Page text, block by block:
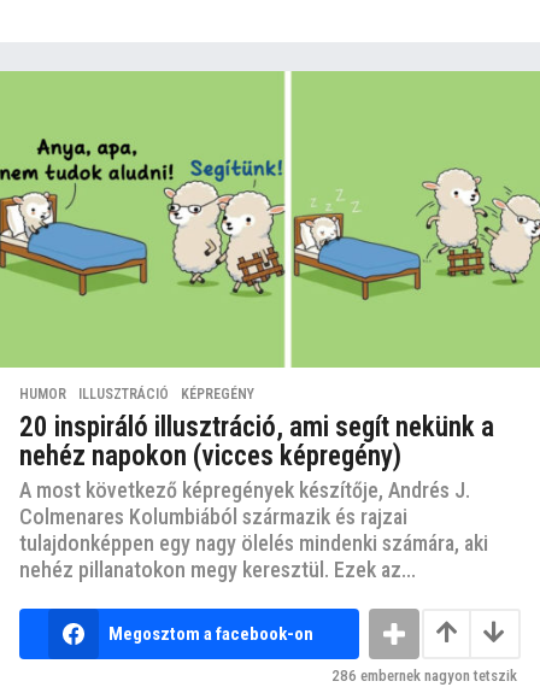
HUMOR ,ILLUSZTRÁCIÓ ,KÉPREGÉNY
20 inspiráló illusztráció, ami segít nekünk a
nehéz napokon (vicces képregény)
A most következő képregények készítője, Andrés J.
Colmenares Kolumbiából származik és rajzai
tulajdonképpen egy nagy ölelés mindenki számára, aki
nehéz pillanatokon megy keresztül. Ezek az...
Megosztom a facebook-on
286 embernek nagyon tetszik